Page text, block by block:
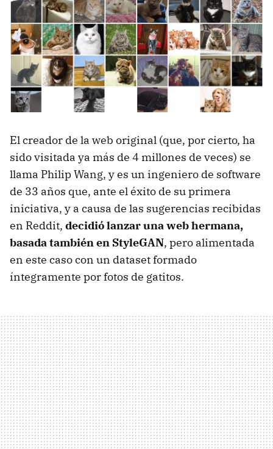
El creador de la web original (que, por cierto, ha
sido visitada ya más de 4 millones de veces) se
llama Philip Wang, y es un ingeniero de software
de 33 años que, ante el éxito de su primera
iniciativa, y a causa de las sugerencias recibidas
en Reddit, decidió lanzar una web hermana,
basada también en StyleGAN, pero alimentada
en este caso con un dataset formado
íntegramente por fotos de gatitos.